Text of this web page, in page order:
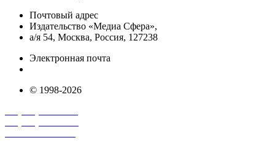
Почтовый адрес
Издательство «Медиа Сфера»,
а/я 54, Москва, Россия, 127238
Электронная почта
© 1998-2026